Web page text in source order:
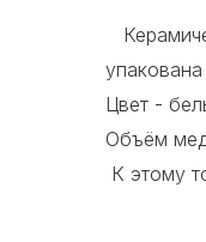
Цвет -
Объём
К этому